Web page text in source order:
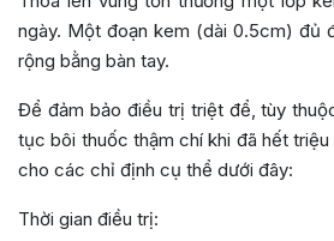
ngày. Một đoạn kem (dài 0.5cm) đủ
rộng bằng bàn tay.
Để đảm bảo điều trị triệt để, tùy
tục bôi thuốc thậm chí khi đã hết
cho các chỉ định cụ thể dưới đây:
Thời gian điều trị: